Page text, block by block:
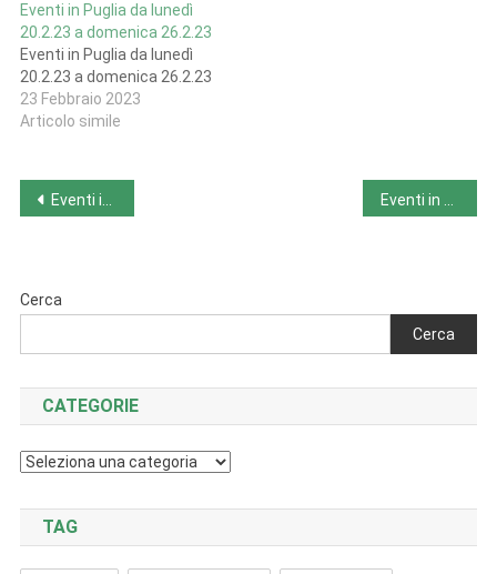
Eventi in Puglia da lunedì
20.2.23 a domenica 26.2.23
Eventi in Puglia da lunedì
20.2.23 a domenica 26.2.23
23 Febbraio 2023
Articolo simile
Navigazione
Eventi in Lombardia da lunedì 20.2.23 a domenica 26.2.23
Cerca
Cerca
CATEGORIE
Categorie
TAG